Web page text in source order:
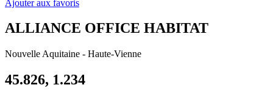
Ajouter aux favoris
ALLIANCE OFFICE HABITAT
Nouvelle Aquitaine - Haute-Vienne
45.826, 1.234